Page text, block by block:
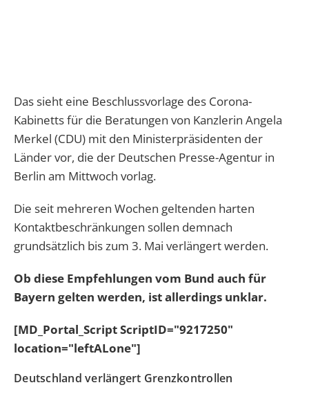
Das sieht eine Beschlussvorlage des Corona-
Kabinetts für die Beratungen von Kanzlerin Angela
Merkel (CDU) mit den Ministerpräsidenten der
Länder vor, die der Deutschen Presse-Agentur in
Berlin am Mittwoch vorlag.
Die seit mehreren Wochen geltenden harten
Kontaktbeschränkungen sollen demnach
grundsätzlich bis zum 3. Mai verlängert werden.
Ob diese Empfehlungen vom Bund auch für
Bayern gelten werden, ist allerdings unklar.
[MD_Portal_Script ScriptID="9217250"
location="leftALone"]
Deutschland verlängert Grenzkontrollen